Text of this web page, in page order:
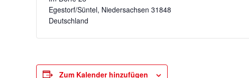
Egestorf/Süntel, Niedersachsen 31848
Deutschland
Zum Kalender hinzufügen